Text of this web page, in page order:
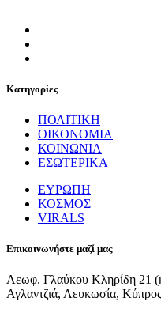
Κατηγορίες
ΠΟΛΙΤΙΚΗ
ΟΙΚΟΝΟΜΙΑ
ΚΟΙΝΩΝΙΑ
ΕΣΩΤΕΡΙΚΑ
ΕΥΡΩΠΗ
ΚΟΣΜΟΣ
VIRALS
Επικοινωνήστε μαζί μας
Λεωφ. Γλαύκου Κληρίδη 21
Αγλαντζιά, Λευκωσία, Κύπρος